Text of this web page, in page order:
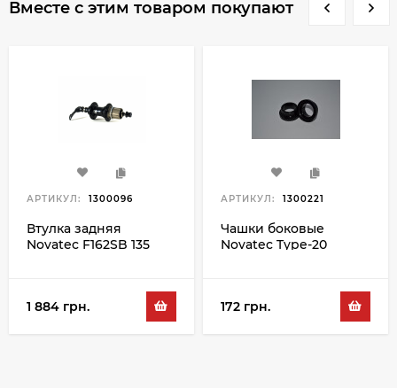
Вместе с этим товаром покупают
АРТИКУЛ: 1300096
Втулка задняя
Novatec F162SB 135
1 884 грн.
АРТИКУЛ: 1300221
Чашки боковые
Novatec Type-20
172 грн.